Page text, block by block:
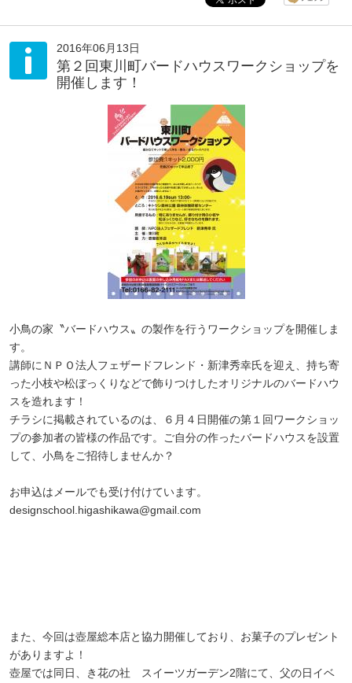
2016年06月13日
第２回東川町バードハウスワークショップを
開催します！
小鳥の家〝バードハウス〟の製作を行うワークショップを開催しま
す。
講師にＮＰＯ法人フェザードフレンド・新津秀幸氏を迎え、持ち寄
った小枝や松ぼっくりなどで飾りつけしたオリジナルのバードハウ
スを造れます！
チラシに掲載されているのは、６月４日開催の第１回ワークショッ
プの参加者の皆様の作品です。ご自分の作ったバードハウスを設置
して、小鳥をご招待しませんか？
お申込はメールでも受け付けています。
designschool.higashikawa@gmail.com
また、今回は壺屋総本店と協力開催しており、お菓子のプレゼント
がありますよ！
壺屋では同日、き花の社 スイーツガーデン2階にて、父の日イベ